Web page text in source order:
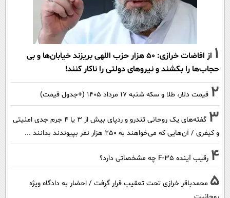
1
از افاضات خرازی: ۵۰ هزار حزب اللهی بریزند خیابان‌ها و بی
حجاب‌ها را بکشند و نیرو‌های دولتی را ناکار کنند!
2 قیمت دلار، طلا و سکه شنبه ۱۷ مرداد ۱۴۰۵ (+جدول قیمت)
3
گفته‌های یک روحانی تندرو و ردپای بیش از ۳ یا ۴ جرم جدی امنیتی
و کیفری / آن‌هایی که می‌خواهند به ۲۵۰ هزار نفر بپیوندند بدانند ...
4 رقیب آینده F-35 چه مشخصاتی دارد؟
5 محمدباقر خرازی تحت تعقیب قرار گرفت / احضار به دادگاه ویژه